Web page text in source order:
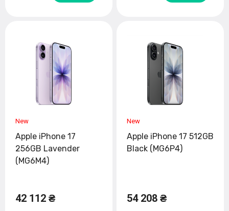
Apple iPhone 17
256GB Lavender
(MG6M4)
42 112 ₴
Apple iPhone 17 512GB
Black (MG6P4)
54 208 ₴